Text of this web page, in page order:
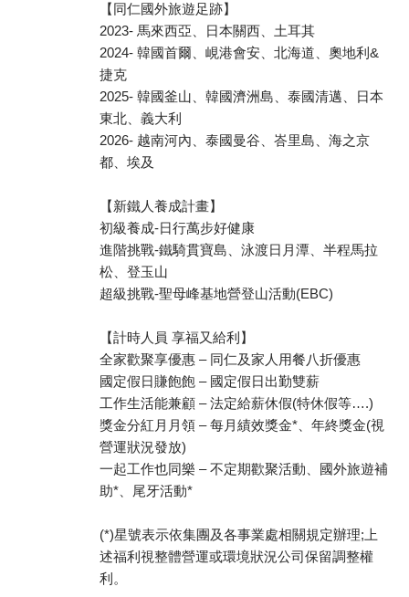
【同仁國外旅遊足跡】
2023- 馬來西亞、日本關西、土耳其
2024- 韓國首爾、峴港會安、北海道、奧地利&
捷克
2025- 韓國釜山、韓國濟洲島、泰國清邁、日本
東北、義大利
2026- 越南河內、泰國曼谷、峇里島、海之京
都、埃及
【新鐵人養成計畫】
初級養成-日行萬步好健康
進階挑戰-鐵騎貫寶島、泳渡日月潭、半程馬拉
松、登玉山
超級挑戰-聖母峰基地營登山活動(EBC)
【計時人員 享福又給利】
全家歡聚享優惠 – 同仁及家人用餐八折優惠
國定假日賺飽飽 – 國定假日出勤雙薪
工作生活能兼顧 – 法定給薪休假(特休假等….)
獎金分紅月月領 – 每月績效獎金*、年終獎金(視
營運狀況發放)
一起工作也同樂 – 不定期歡聚活動、國外旅遊補
助*、尾牙活動*
(*)星號表示依集團及各事業處相關規定辦理;上
述福利視整體營運或環境狀況公司保留調整權
利。